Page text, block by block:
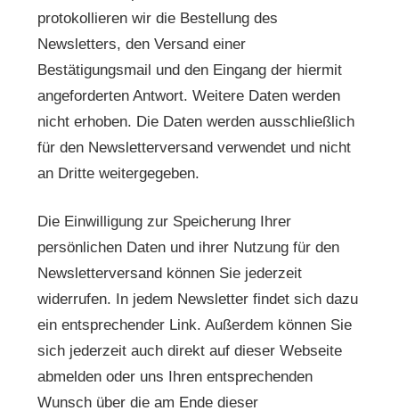
protokollieren wir die Bestellung des
Newsletters, den Versand einer
Bestätigungsmail und den Eingang der hiermit
angeforderten Antwort. Weitere Daten werden
nicht erhoben. Die Daten werden ausschließlich
für den Newsletterversand verwendet und nicht
an Dritte weitergegeben.
Die Einwilligung zur Speicherung Ihrer
persönlichen Daten und ihrer Nutzung für den
Newsletterversand können Sie jederzeit
widerrufen. In jedem Newsletter findet sich dazu
ein entsprechender Link. Außerdem können Sie
sich jederzeit auch direkt auf dieser Webseite
abmelden oder uns Ihren entsprechenden
Wunsch über die am Ende dieser